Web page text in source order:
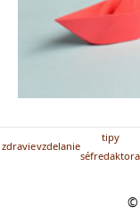
zdravievzdelanie
tipy
séfredaktora
©